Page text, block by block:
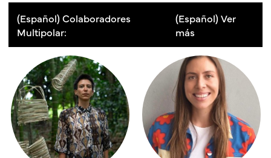
(Español) Colaboradores
Multipolar:
(Español) Ver
más